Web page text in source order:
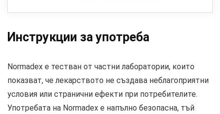
Инструкции за употреба
Normadex е тестван от частни лаборатории, които
показват, че лекарството не създава неблагоприятни
условия или странични ефекти при потребителите.
Употребата на Normadex е напълно безопасна, тъй